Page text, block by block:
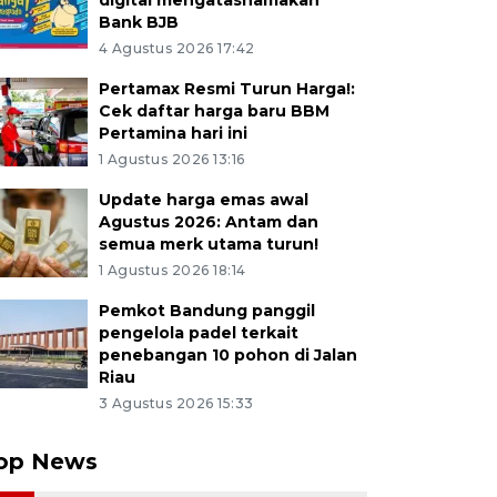
Bank BJB
4 Agustus 2026 17:42
Pertamax Resmi Turun Harga!:
Cek daftar harga baru BBM
Pertamina hari ini
1 Agustus 2026 13:16
Update harga emas awal
Agustus 2026: Antam dan
semua merk utama turun!
1 Agustus 2026 18:14
Pemkot Bandung panggil
pengelola padel terkait
penebangan 10 pohon di Jalan
Riau
3 Agustus 2026 15:33
News